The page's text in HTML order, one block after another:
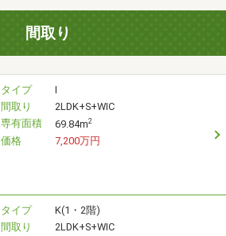
間取り
タイプ
I
間取り
2LDK+S+WIC
専有面積
69.84m2
価格 7,200万円
タイプ
K(1・2階)
間取り
2LDK+S+WIC